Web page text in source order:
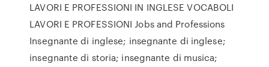
LAVORI E PROFESSIONI IN INGLESE VOCABOLI
LAVORI E PROFESSIONI Jobs and Professions
Insegnante di inglese; insegnante di inglese;
insegnante di storia; insegnante di musica;